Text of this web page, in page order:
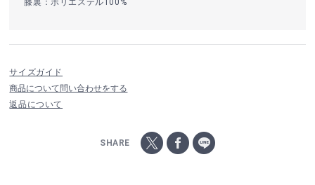
膝裏：ポリエステル100%
サイズガイド
商品について問い合わせをする
返品について
SHARE